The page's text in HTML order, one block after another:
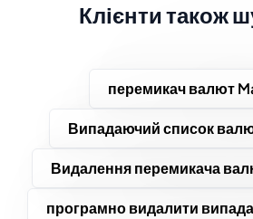
Клієнти також
перемикач валют
Випадаючий список
Видалення перемикача
програмно видалити